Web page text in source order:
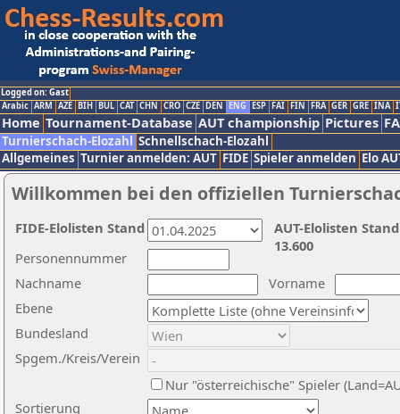
Logged on: Gast
Arabic ARM AZE BIH BUL CAT CHN CRO CZE DEN ENG ESP FAI FIN FRA GER GRE INA
Home Tournament-Database AUT championship Pictures
Turnierschach-Elozahl Schnellschach-Elozahl
Allgemeines Turnier anmelden: AUT FIDE Spieler anmelden Elo
Willkommen bei den offiziellen
Nachname
Vorname
Ebene
Sortierung
Personennummer
Bundesland
Spgem./Kreis/Verein
Nur "österreichische" Spieler
AUT-Elolisten
13.600
FIDE-Elolisten Stand